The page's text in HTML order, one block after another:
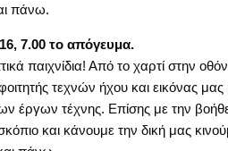
πάνω.
7.00 το απόγευμα.
παιχνίδια! Από το χαρτί στην
τεχνών ήχου και εικόνας μας
έργων τέχνης. Επίσης με την
και κάνουμε την δική μας